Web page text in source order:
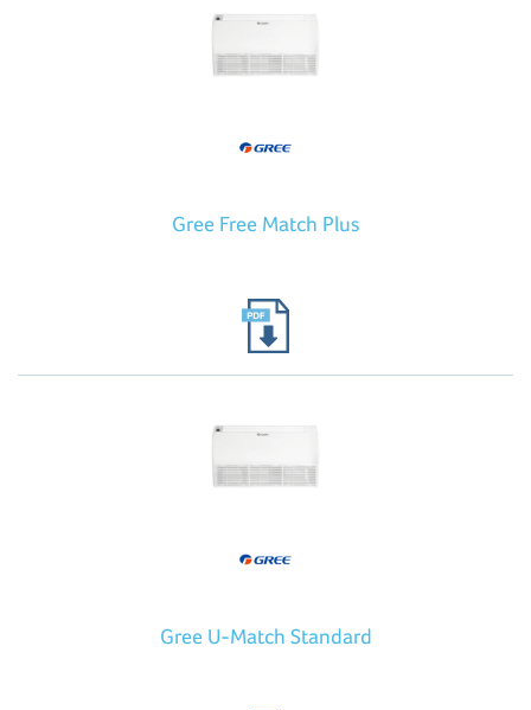
Gree Free Match Plus
Gree U-Match Standard